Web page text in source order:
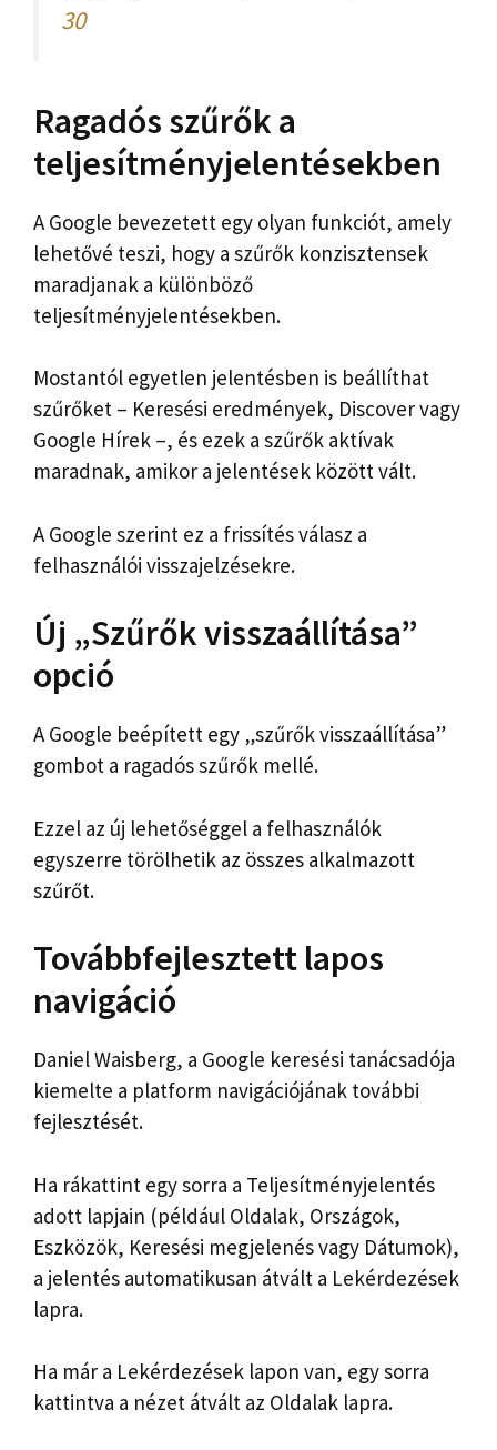
30
Ragadós szűrők a
teljesítményjelentésekben
A Google bevezetett egy olyan funkciót, amely
lehetővé teszi, hogy a szűrők konzisztensek
maradjanak a különböző
teljesítményjelentésekben.
Mostantól egyetlen jelentésben is beállíthat
szűrőket – Keresési eredmények, Discover vagy
Google Hírek –, és ezek a szűrők aktívak
maradnak, amikor a jelentések között vált.
A Google szerint ez a frissítés válasz a
felhasználói visszajelzésekre.
Új „Szűrők visszaállítása”
opció
A Google beépített egy „szűrők visszaállítása”
gombot a ragadós szűrők mellé.
Ezzel az új lehetőséggel a felhasználók
egyszerre törölhetik az összes alkalmazott
szűrőt.
Továbbfejlesztett lapos
navigáció
Daniel Waisberg, a Google keresési tanácsadója
kiemelte a platform navigációjának további
fejlesztését.
Ha rákattint egy sorra a Teljesítményjelentés
adott lapjain (például Oldalak, Országok,
Eszközök, Keresési megjelenés vagy Dátumok),
a jelentés automatikusan átvált a Lekérdezések
lapra.
Ha már a Lekérdezések lapon van, egy sorra
kattintva a nézet átvált az Oldalak lapra.